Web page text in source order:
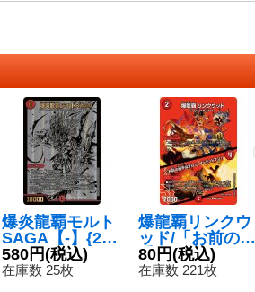
爆炎龍覇モルト
SAGA【-】{22
BD1BE2/BE10}
《火》
580円(税込)
在庫数 25枚
爆龍覇リンクウ
ッド/「お前の相
手はオレだ、ザ
=デッドマ
80円(税込)
在庫数 221枚